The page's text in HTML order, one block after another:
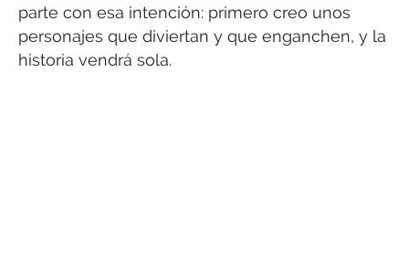
parte con esa intención: primero creo unos
personajes que diviertan y que enganchen, y la
historia vendrá sola.